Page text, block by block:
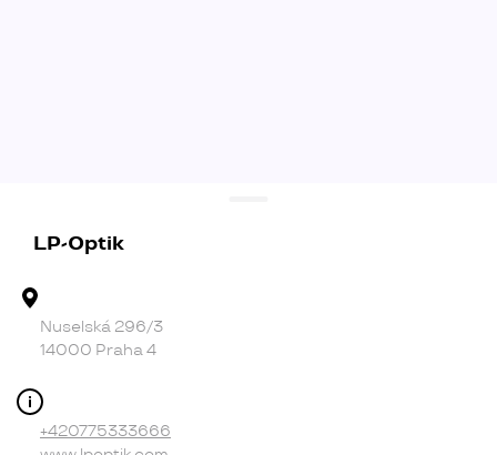
LP-Optik
Nuselská 296/3
14000 Praha 4
+420775333666